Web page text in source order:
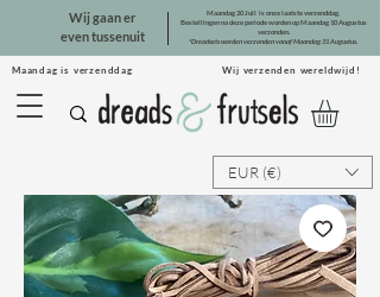
Maandag is verzenddag Wij verzenden wereldwijd!
Wij gaan er
even tussenuit
Maandag 20 Juli is onze laatste verzenddag.
Bestellingen na deze periode worden op Maandag 10 Augustus
verzonden.
*Dreadsets worden verzonden vanaf Maandag 31 Augustus.
EUR (€)